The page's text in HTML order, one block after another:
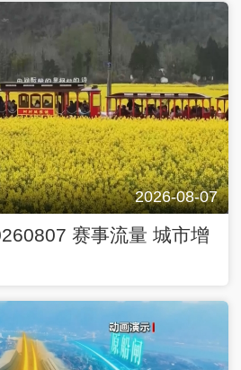
2026-08-07
赛事流量 城市增